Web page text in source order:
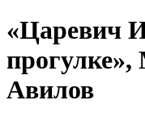
«Царевич
Авилов